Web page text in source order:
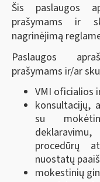
Šis paslaugos
prašymams ir
nagrinėjimą
Paslaugos
prašymams ir/ar
VMI oficialios
konsultacijų,
su
procedūrų
nuostatų
mokestinių